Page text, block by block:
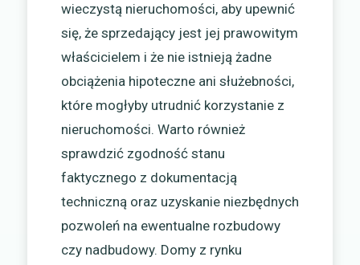
wieczystą nieruchomości, aby upewnić
się, że sprzedający jest jej prawowitym
właścicielem i że nie istnieją żadne
obciążenia hipoteczne ani służebności,
które mogłyby utrudnić korzystanie z
nieruchomości. Warto również
sprawdzić zgodność stanu
faktycznego z dokumentacją
techniczną oraz uzyskanie niezbędnych
pozwoleń na ewentualne rozbudowy
czy nadbudowy. Domy z rynku